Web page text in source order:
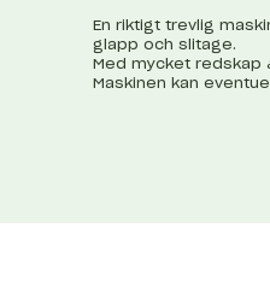
En riktigt trevlig
glapp och slitage.
Med mycket
Maskinen kan